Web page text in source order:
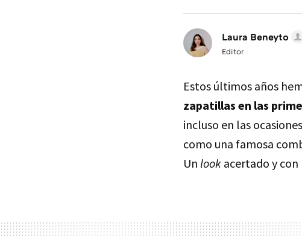
Laura Beneyto
Editor
Estos últimos años
zapatillas en las
incluso en las
como una famosa
Un look acertado y